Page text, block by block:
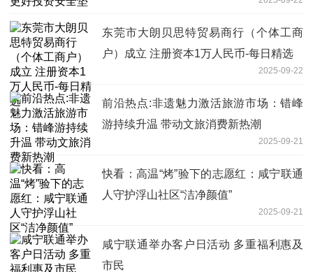
东莞市大朗贝思特贸易商行（个体工商
户）成立 注册资本1万人民币-每日精选
2025-09-22
前沿热点:非遗魅力激活旅游市场：错峰
游持续升温 带动文旅消费新热潮
2025-09-21
快看：高温“烤”验下的志愿红：咸宁联通
人守护浮山社区“洁净颜值”
2025-09-21
咸宁联通举办客户日活动 多重福利惠及
市民